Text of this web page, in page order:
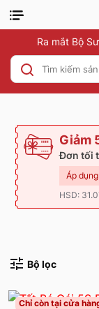
Ra mắt Bộ
Giảm
Đơn tối
Áp
HSD:
Bộ lọc
Chỉ còn tại cửa